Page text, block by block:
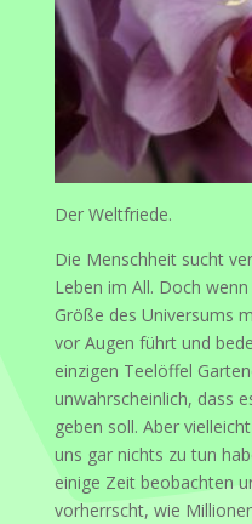
Der Weltfriede.
Die Menschheit sucht
Leben im All. Doch
Größe des Universums
vor Augen führt und
einzigen Teelöffel
unwahrscheinlich, dass
geben soll. Aber
uns gar nichts zu tun
einige Zeit beobachten
vorherrscht, wie